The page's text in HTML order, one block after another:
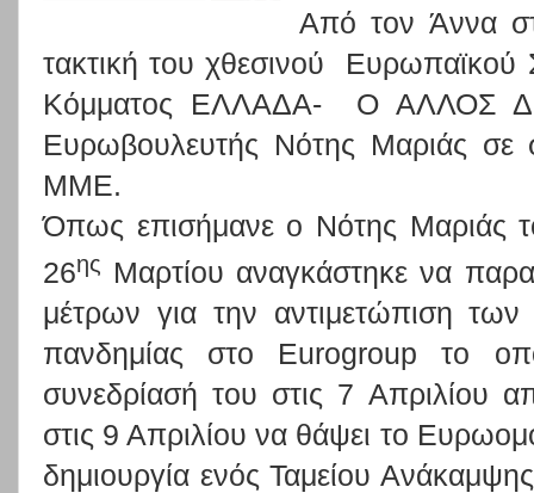
Από τον Άννα
τακτική του χθεσινού
Κόμματος ΕΛΛΑΔΑ- Ο ΑΛΛΟΣ
Ευρωβουλευτής Νότης Μαριάς σε
ΜΜΕ.
Όπως επισήμανε ο Νότης Μαριάς
26ης Μαρτίου αναγκάστηκε να
μέτρων για την αντιμετώπιση
πανδημίας στο Eurogroup το
συνεδρίασή του στις 7 Απριλίου
στις 9 Απριλίου να θάψει το
δημιουργία ενός Ταμείου